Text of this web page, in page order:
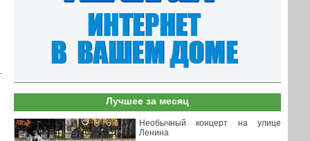
Лучшее за месяц
Необычный концерт на улице
Ленина